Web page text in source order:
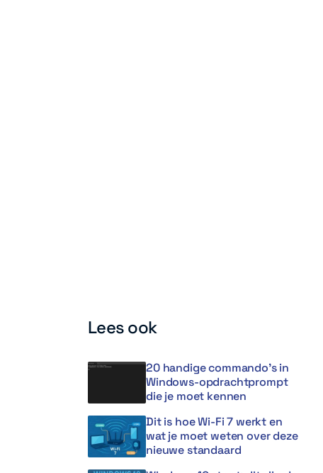
Lees ook
20 handige commando’s in
Windows-opdrachtprompt
die je moet kennen
Dit is hoe Wi-Fi 7 werkt en
wat je moet weten over deze
nieuwe standaard